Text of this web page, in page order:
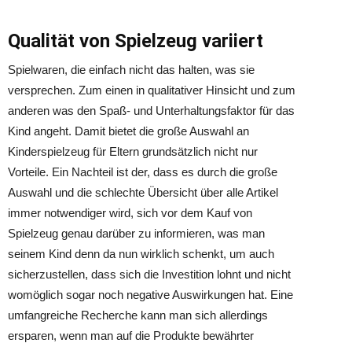
Qualität von Spielzeug variiert
Spielwaren, die einfach nicht das halten, was sie
versprechen. Zum einen in qualitativer Hinsicht und zum
anderen was den Spaß- und Unterhaltungsfaktor für das
Kind angeht. Damit bietet die große Auswahl an
Kinderspielzeug für Eltern grundsätzlich nicht nur
Vorteile. Ein Nachteil ist der, dass es durch die große
Auswahl und die schlechte Übersicht über alle Artikel
immer notwendiger wird, sich vor dem Kauf von
Spielzeug genau darüber zu informieren, was man
seinem Kind denn da nun wirklich schenkt, um auch
sicherzustellen, dass sich die Investition lohnt und nicht
womöglich sogar noch negative Auswirkungen hat. Eine
umfangreiche Recherche kann man sich allerdings
ersparen, wenn man auf die Produkte bewährter